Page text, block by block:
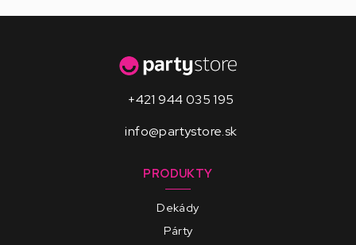
+421 944 035 195
info@partystore.sk
PRODUKTY
Dekády
Párty